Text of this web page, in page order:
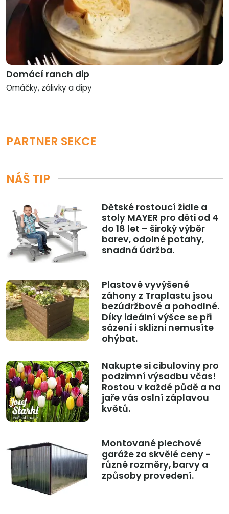
Domácí ranch dip
Omáčky, zálivky a dipy
PARTNER SEKCE
NÁŠ TIP
Dětské rostoucí židle a
stoly MAYER pro děti od 4
do 18 let – široký výběr
barev, odolné potahy,
snadná údržba.
Plastové vyvýšené
záhony z Traplastu jsou
bezúdržbové a pohodlné.
Díky ideální výšce se při
sázení i sklizni nemusíte
ohýbat.
Nakupte si cibuloviny pro
podzimní výsadbu včas!
Rostou v každé půdě a na
jaře vás oslní záplavou
květů.
Montované plechové
garáže za skvělé ceny -
různé rozměry, barvy a
způsoby provedení.